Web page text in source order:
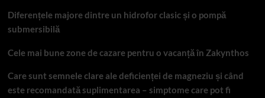
Diferențele majore dintre un hidrofor clasic și o pompă
submersibilă
Cele mai bune zone de cazare pentru o vacanță în Zakynthos
Care sunt semnele clare ale deficienței de magneziu și când
este recomandată suplimentarea – simptome care pot fi